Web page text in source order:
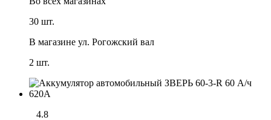
30 шт.
В магазине ул. Рогожский вал
2 шт.
4.8